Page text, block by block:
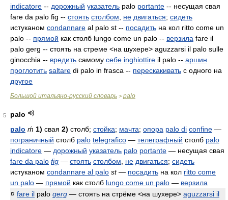
indicatore -- дорожный указатель palo portante -- несущая свая
fare da palo fig -- стоять столбом не двигаться; сидеть
истуканом condannare al palo st -- посадить на кол ritto come un
palo -- прямой как столб lungo come un palo -- верзила fare il
palo gerg -- стоять на стреме <на шухере> aguzzarsi il palo sulle
ginocchia -- вредить самому себе inghiottire il palo -- аршин
проглотить saltare di palo in frasca -- перескакивать с одного на
другое
Большой итальяно-русский словарь > palo
5
palo
palo ḿ 1) свая 2) столб; стойка; мачта; опора palo di confine —
пограничный столб palo telegrafico — телеграфный столб palo
indicatore — дорожный указатель palo portante — несущая свая
fare da palo fig — стоять столбом не двигаться; сидеть
истуканом condannare al palo st — посадить на кол ritto come
un palo — прямой как столб lungo come un palo — верзила
¤ fare il palo gerg — стоять на стрёме <на шухере> aguzzarsi il